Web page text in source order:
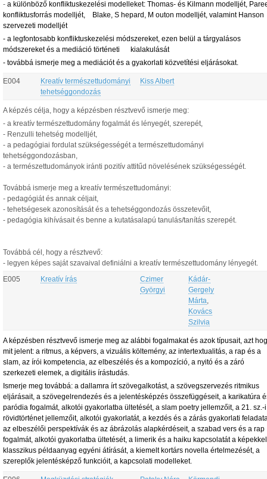
- a különböző konfliktuskezelési modelleket: Thomas- és Kilmann modelljét,
konfliktusforrás modelljét, Blake, S hepard, M outon modelljét, valamint Hanson
szervezeti modelljét
- a legfontosabb konfliktuskezelési módszereket, ezen belül a tárgyalásos
módszereket és a mediáció történeti kialakulását
- továbbá ismerje meg a mediációt és a gyakorlati közvetítési eljárásokat.
E004
Kreatív természettudományi
tehetséggondozás
Kiss Albert
A képzés célja, hogy a képzésben résztvevő ismerje meg:
- a kreatív természettudomány fogalmát és lényegét, szerepét,
- Renzulli tehetség modelljét,
- a pedagógiai fordulat szükségességét a természettudományi
tehetséggondozásban,
- a természettudományok iránti pozitív attitűd növelésének szükségességét.
Továbbá ismerje meg a kreatív természettudományi:
- pedagógiát és annak céljait,
- tehetségesek azonosítását és a tehetséggondozás összetevőit,
- pedagógia kihívásait és benne a kutatásalapú tanulás/tanítás szerepét.
Továbbá cél, hogy a résztvevő:
- legyen képes saját szavaival definiálni a kreatív természettudomány lényegét.
E005 Kreatív írás
Czimer
Györgyi
Kádár-
Gergely
Márta
Kovács
Szilvia
A képzésben résztvevő ismerje meg az alábbi fogalmakat és azok típusait, azt
mit jelent: a ritmus, a képvers, a vizuális költemény, az intertextualitás, a rap és a
slam, az írói kompetencia, az elbeszélés és a kompozíció, a nyitó és a záró
szerkezeti elemek, a digitális írástudás.
Ismerje meg továbbá: a dallamra írt szövegalkotást, a szövegszervezés ritmikus
eljárásait, a szövegelrendezés és a jelentésképzés összefüggéseit, a karikatúra
paródia fogalmát, alkotói gyakorlatba ültetését, a slam poetry jellemzőit, a 21. sz.-i
rövidtörténet jellemzőit, alkotói gyakorlatát, a kezdés és a zárás gyakorlati
az elbeszélői perspektívák és az ábrázolás alapkérdéseit, a szabad vers és a rap
fogalmát, alkotói gyakorlatba ültetését, a limerik és a haiku kapcsolatát a
klasszikus példaanyag egyéni átírását, a kiemelt kortárs novella értelmezését, a
szereplők jelentésképző funkcióit, a kapcsolati modelleket.